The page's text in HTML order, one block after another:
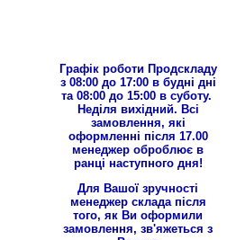
Графік роботи Продскладу
з 08:00 до 17:00 в будні дні
та 08:00 до 15:00 в суботу.
Неділя вихідний. Всі
замовлення, які
оформленні після 17.00
менеджер оброблює в
ранці наступного дня!
Для Вашої зручності
менеджер склада після
того, як Ви оформили
замовлення, зв'яжеться з